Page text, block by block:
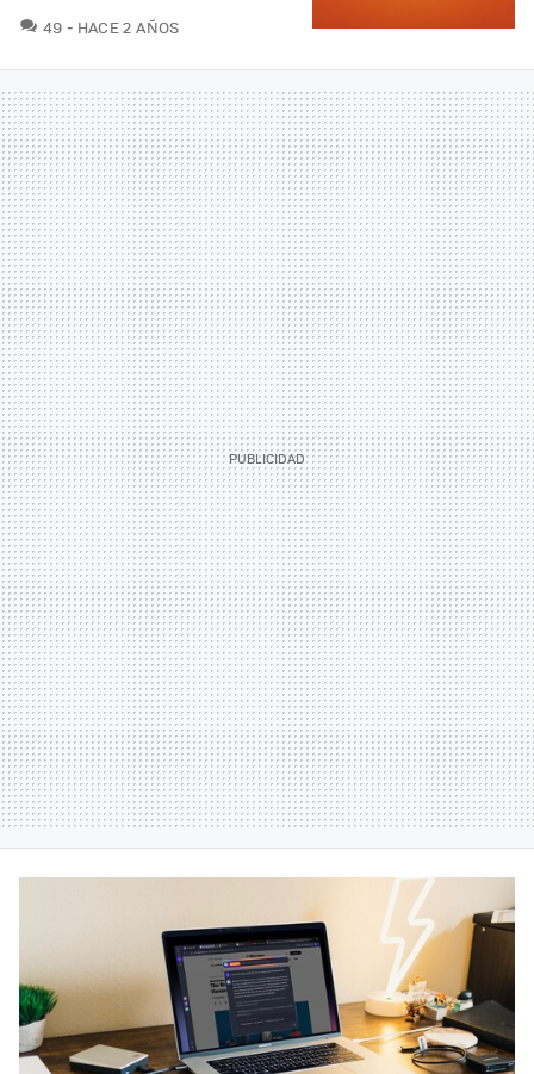
49 COMENTARIOS
HACE 2 AÑOS